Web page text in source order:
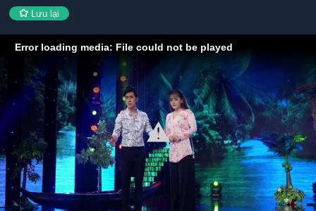
Lưu lại
Error loading media: File could not be played